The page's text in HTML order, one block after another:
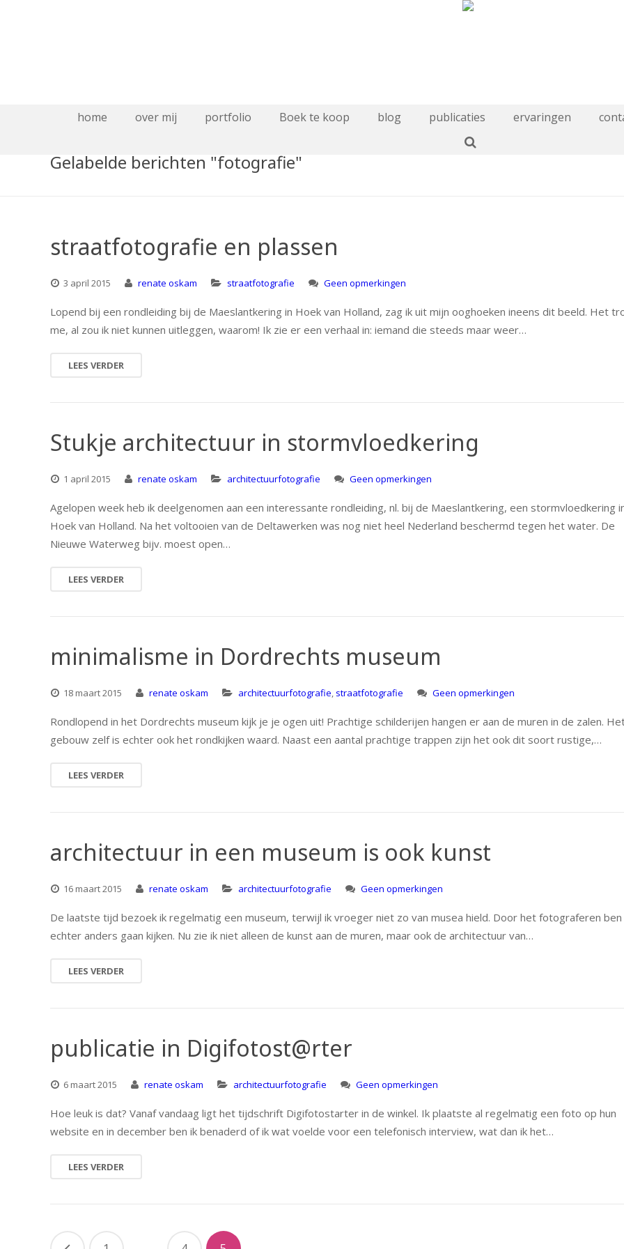
home over mij portfolio Boek te koop blog publicaties ervaringen
Gelabelde berichten "fotografie"
straatfotografie en plassen
3 april 2015 renate oskam straatfotografie Geen opmerkingen
Lopend bij een rondleiding bij de Maeslantkering in Hoek van Holland, zag ik uit mijn ooghoeken ineens dit beeld. Het
me, al zou ik niet kunnen uitleggen, waarom! Ik zie er een verhaal in: iemand die steeds maar weer…
LEES VERDER
Stukje architectuur in stormvloedkering
1 april 2015 renate oskam architectuurfotografie Geen opmerkingen
Agelopen week heb ik deelgenomen aan een interessante rondleiding, nl. bij de Maeslantkering, een stormvloedkering
Hoek van Holland. Na het voltooien van de Deltawerken was nog niet heel Nederland beschermd tegen het water. De
Nieuwe Waterweg bijv. moest open…
LEES VERDER
minimalisme in Dordrechts museum
18 maart 2015 renate oskam architectuurfotografie, straatfotografie Geen opmerkingen
Rondlopend in het Dordrechts museum kijk je je ogen uit! Prachtige schilderijen hangen er aan de muren in de zalen.
gebouw zelf is echter ook het rondkijken waard. Naast een aantal prachtige trappen zijn het ook dit soort rustige,…
LEES VERDER
architectuur in een museum is ook kunst
16 maart 2015 renate oskam architectuurfotografie Geen opmerkingen
De laatste tijd bezoek ik regelmatig een museum, terwijl ik vroeger niet zo van musea hield. Door het fotograferen ben
echter anders gaan kijken. Nu zie ik niet alleen de kunst aan de muren, maar ook de architectuur van…
LEES VERDER
publicatie in Digifotost@rter
6 maart 2015 renate oskam architectuurfotografie Geen opmerkingen
Hoe leuk is dat? Vanaf vandaag ligt het tijdschrift Digifotostarter in de winkel. Ik plaatste al regelmatig een foto op hun
website en in december ben ik benaderd of ik wat voelde voor een telefonisch interview, wat dan ik het…
LEES VERDER